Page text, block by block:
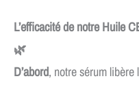
L’efficacité de notre Huile
🌿
D’abord, notre sérum libère